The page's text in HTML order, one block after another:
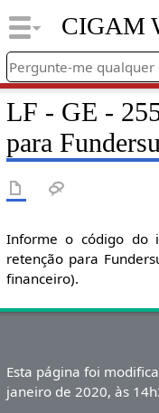
CIGAM
LF - GE -
para
Informe o código do
retenção para
financeiro).
Esta página foi
janeiro de 2020, às